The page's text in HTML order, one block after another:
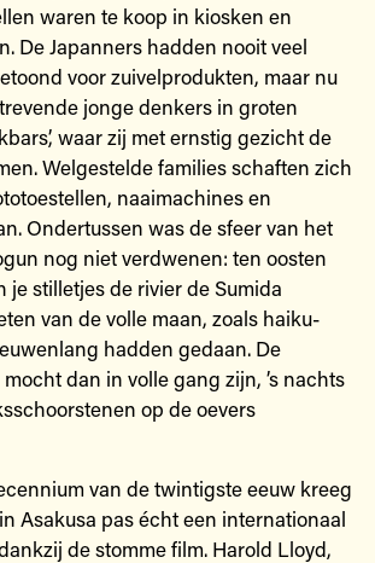
waren te koop in kiosken en
De Japanners hadden nooit veel
voor zuivelprodukten, maar nu
jonge denkers in groten
waar zij met ernstig gezicht de
Welgestelde families schaften zich
naaimachines en
Ondertussen was de sfeer van het
nog niet verdwenen: ten oosten
je stilletjes de rivier de Sumida
van de volle maan, zoals haiku-
hadden gedaan. De
dan in volle gang zijn, ’s nachts
op de oevers
van de twintigste eeuw kreeg
Asakusa pas écht een internationaal
de stomme film. Harold Lloyd,